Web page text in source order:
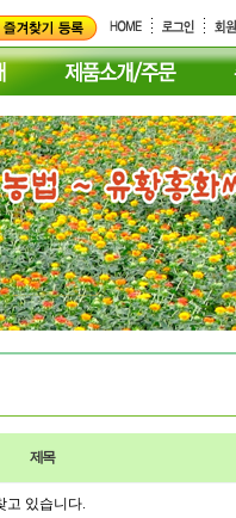
제목
고 있습니다.